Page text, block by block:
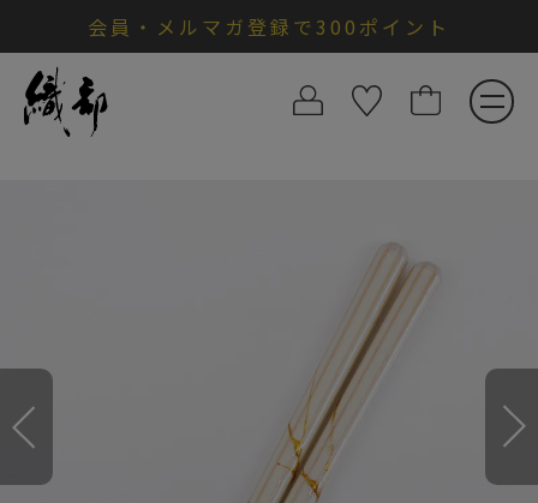
会員・メルマガ登録で300ポイント